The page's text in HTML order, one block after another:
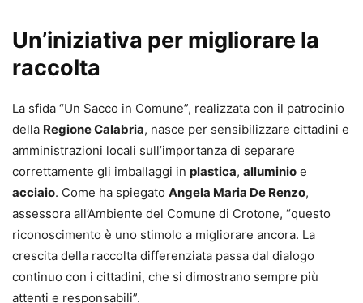
Un’iniziativa per migliorare la
raccolta
La sfida “Un Sacco in Comune”, realizzata con il patrocinio
della Regione Calabria, nasce per sensibilizzare cittadini e
amministrazioni locali sull’importanza di separare
correttamente gli imballaggi in plastica, alluminio e
acciaio. Come ha spiegato Angela Maria De Renzo,
assessora all’Ambiente del Comune di Crotone, “questo
riconoscimento è uno stimolo a migliorare ancora. La
crescita della raccolta differenziata passa dal dialogo
continuo con i cittadini, che si dimostrano sempre più
attenti e responsabili”.